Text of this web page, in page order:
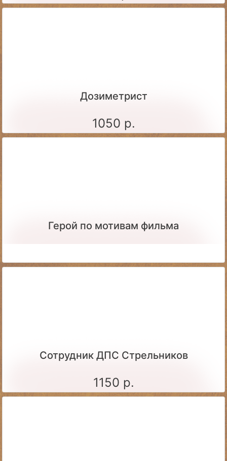
Дозиметрист
1050 р.
Герой по мотивам фильма
Сотрудник ДПС Стрельников
1150 р.